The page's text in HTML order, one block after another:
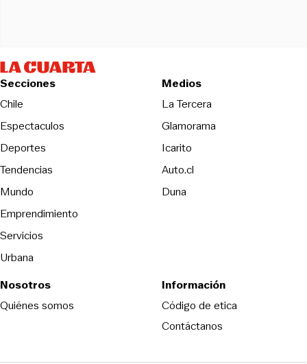
Secciones
Chile
Espectaculos
Deportes
Tendencias
Mundo
Emprendimiento
Servicios
Urbana
Medios
La TerceraOpens in new
Glamorama
Icarito
Auto.cl
DunaOpens in new window
Nosotros
Quiénes somos
Información
Código de eticaOpens in new
Contáctanos